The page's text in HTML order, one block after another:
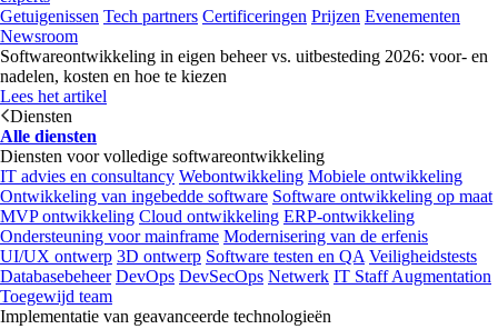
Getuigenissen Tech partners Certificeringen Prijzen Evenementen
Newsroom
Softwareontwikkeling in eigen beheer vs. uitbesteding 2026: voor- en
nadelen, kosten en hoe te kiezen
Lees het artikel
Diensten
Alle diensten
Diensten voor volledige softwareontwikkeling
IT advies en consultancy Webontwikkeling Mobiele ontwikkeling
Ontwikkeling van ingebedde software Software ontwikkeling op maat
MVP ontwikkeling Cloud ontwikkeling ERP-ontwikkeling
Ondersteuning voor mainframe Modernisering van de erfenis
UI/UX ontwerp 3D ontwerp Software testen en QA Veiligheidstests
Databasebeheer DevOps DevSecOps Netwerk IT Staff Augmentation
Toegewijd team
Implementatie van geavanceerde technologieën